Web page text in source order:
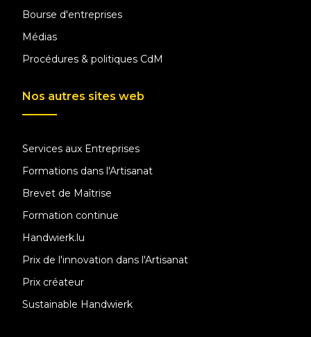
Bourse d'entreprises
Médias
Procédures & politiques CdM
Nos autres sites web
Services aux Entreprises
Formations dans l'Artisanat
Brevet de Maîtrise
Formation continue
Handwierk.lu
Prix de l'innovation dans l'Artisanat
Prix créateur
Sustainable Handwierk